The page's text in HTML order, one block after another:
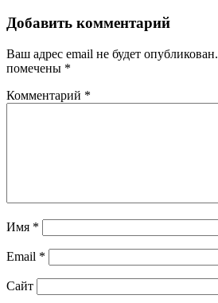
Добавить комментарий
Ваш адрес email не будет опубликован.
помечены *
Комментарий *
Имя *
Email *
Сайт